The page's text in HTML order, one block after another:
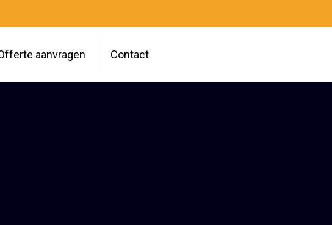
aanvragen Contact